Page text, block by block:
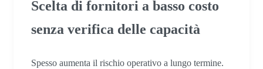
Scelta di fornitori a basso costo
senza verifica delle capacità
Spesso aumenta il rischio operativo a lungo termine.